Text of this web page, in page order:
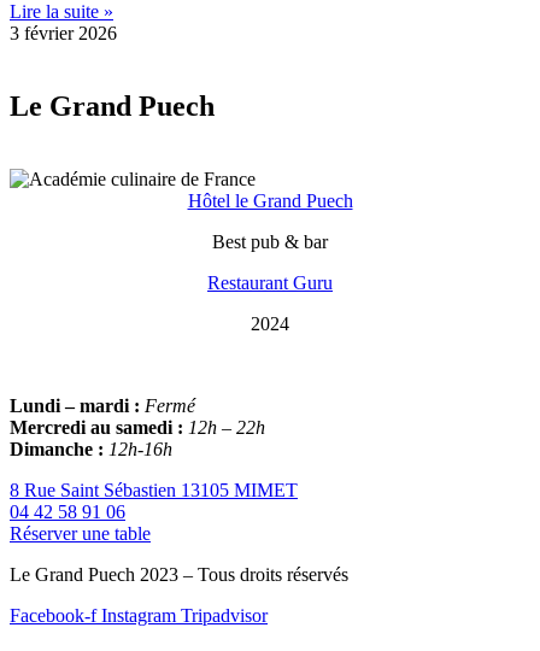
Lire la suite »
3 février 2026
Le Grand Puech
Hôtel le Grand Puech
Best pub & bar
Restaurant Guru
2024
Lundi – mardi : Fermé
Mercredi au samedi : 12h – 22h
Dimanche : 12h-16h
8 Rue Saint Sébastien 13105 MIMET
04 42 58 91 06
Réserver une table
Le Grand Puech 2023 – Tous droits réservés
Facebook-f Instagram Tripadvisor